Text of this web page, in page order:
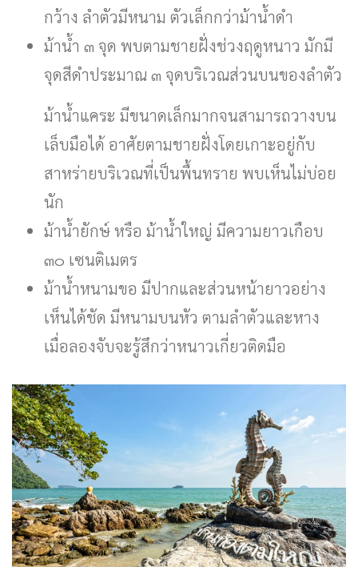
กว้าง ลำตัวมีหนาม ตัวเล็กกว่าม้าน้ำดำ
ม้าน้ำ ๓ จุด พบตามชายฝั่งช่วงฤดูหนาว มักมี
จุดสีดำประมาณ ๓ จุดบริเวณส่วนบนของลำตัว
ม้าน้ำแคระ มีขนาดเล็กมากจนสามารถวางบน
เล็บมือได้ อาศัยตามชายฝั่งโดยเกาะอยู่กับ
สาหร่ายบริเวณที่เป็นพื้นทราย พบเห็นไม่บ่อย
นัก
ม้าน้ำยักษ์ หรือ ม้าน้ำใหญ่ มีความยาวเกือบ
๓๐ เซนติเมตร
ม้าน้ำหนามขอ มีปากและส่วนหน้ายาวอย่าง
เห็นได้ชัด มีหนามบนหัว ตามลำตัวและหาง
เมื่อลองจับจะรู้สึกว่าหนาวเกี่ยวติดมือ